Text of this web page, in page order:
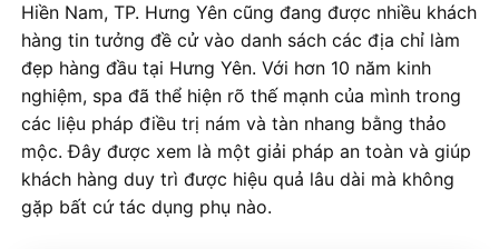
Hiền Nam, TP. Hưng Yên cũng đang được nhiều khách
hàng tin tưởng đề cử vào danh sách các địa chỉ làm
đẹp hàng đầu tại Hưng Yên. Với hơn 10 năm kinh
nghiệm, spa đã thể hiện rõ thế mạnh của mình trong
các liệu pháp điều trị nám và tàn nhang bằng thảo
mộc. Đây được xem là một giải pháp an toàn và giúp
khách hàng duy trì được hiệu quả lâu dài mà không
gặp bất cứ tác dụng phụ nào.